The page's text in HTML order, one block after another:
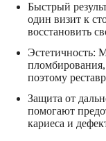
Быстрый
один визит к
восстановить
Эстетичность:
поэтому
Защита от
помогают
кариеса и